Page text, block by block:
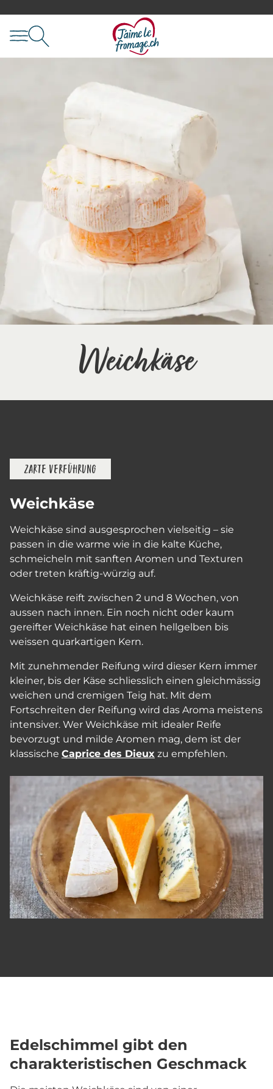
Weichkäse
ZARTE VERFÜHRUNG
Weichkäse
Weichkäse sind ausgesprochen vielseitig – sie
passen in die warme wie in die kalte Küche,
schmeicheln mit sanften Aromen und Texturen
oder treten kräftig-würzig auf.
Weichkäse reift zwischen 2 und 8 Wochen, von
aussen nach innen. Ein noch nicht oder kaum
gereifter Weichkäse hat einen hellgelben bis
weissen quarkartigen Kern.
Mit zunehmender Reifung wird dieser Kern immer
kleiner, bis der Käse schliesslich einen gleichmässig
weichen und cremigen Teig hat. Mit dem
Fortschreiten der Reifung wird das Aroma meistens
intensiver. Wer Weichkäse mit idealer Reife
bevorzugt und milde Aromen mag, dem ist der
klassische Caprice des Dieux zu empfehlen.
Edelschimmel gibt den
charakteristischen Geschmack